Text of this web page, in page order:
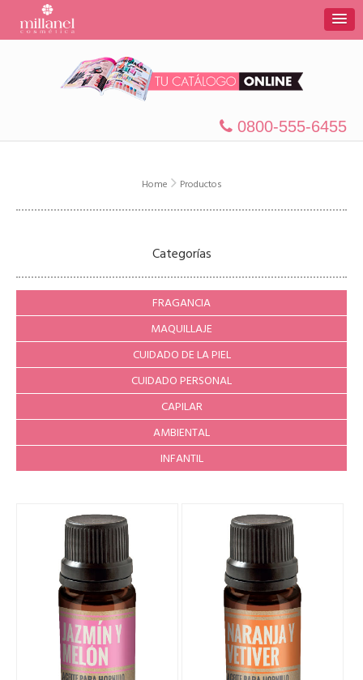
0800-555-6455
Home Productos
Categorías
FRAGANCIA
MAQUILLAJE
CUIDADO DE LA PIEL
CUIDADO PERSONAL
CAPILAR
AMBIENTAL
INFANTIL